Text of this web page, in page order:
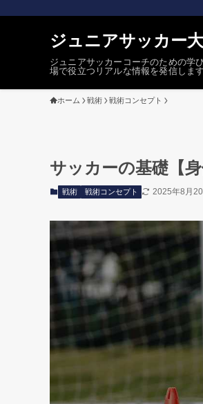
ジュニアサッカー
ジュニアサッカーコーチのための学
場で役立つリアルな情報を発信します
ホーム 戦術 戦術コンセプト
サッカーの基礎【
戦術 戦術コンセプト 2025年8月20